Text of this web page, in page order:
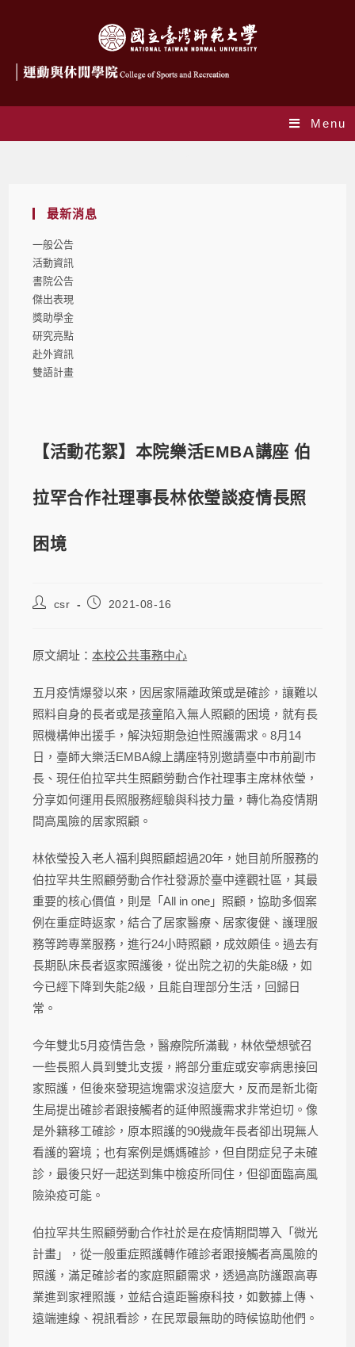
Menu
最新消息
一般公告
活動資訊
書院公告
傑出表現
獎助學金
研究亮點
赴外資訊
雙語計畫
【活動花絮】本院樂活EMBA講座 伯
拉罕合作社理事長林依瑩談疫情長照
困境
csr 2021-08-16
原文網址：本校公共事務中心
五月疫情爆發以來，因居家隔離政策或是確診，讓難以
照料自身的長者或是孩童陷入無人照顧的困境，就有長
照機構伸出援手，解決短期急迫性照護需求。8月14
日，臺師大樂活EMBA線上講座特別邀請臺中市前副市
長、現任伯拉罕共生照顧勞動合作社理事主席林依瑩，
分享如何運用長照服務經驗與科技力量，轉化為疫情期
間高風險的居家照顧。
林依瑩投入老人福利與照顧超過20年，她目前所服務的
伯拉罕共生照顧勞動合作社發源於臺中達觀社區，其最
重要的核心價值，則是「All in one」照顧，協助多個案
例在重症時返家，結合了居家醫療、居家復健、護理服
務等跨專業服務，進行24小時照顧，成效頗佳。過去有
長期臥床長者返家照護後，從出院之初的失能8級，如
今已經下降到失能2級，且能自理部分生活，回歸日
常。
今年雙北5月疫情告急，醫療院所滿載，林依瑩想號召
一些長照人員到雙北支援，將部分重症或安寧病患接回
家照護，但後來發現這塊需求沒這麼大，反而是新北衛
生局提出確診者跟接觸者的延伸照護需求非常迫切。像
是外籍移工確診，原本照護的90幾歲年長者卻出現無人
看護的窘境；也有案例是媽媽確診，但自閉症兒子未確
診，最後只好一起送到集中檢疫所同住，但卻面臨高風
險染疫可能。
伯拉罕共生照顧勞動合作社於是在疫情期間導入「微光
計畫」，從一般重症照護轉作確診者跟接觸者高風險的
照護，滿足確診者的家庭照顧需求，透過高防護跟高專
業進到家裡照護，並結合遠距醫療科技，如數據上傳、
遠端連線、視訊看診，在民眾最無助的時候協助他們。